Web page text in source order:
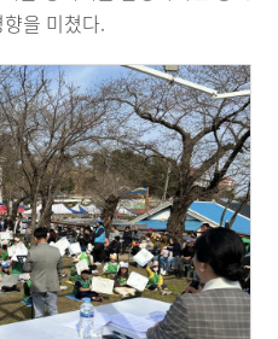
을 미쳤다.